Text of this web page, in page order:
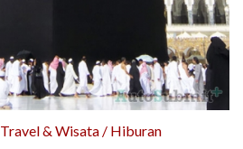
Travel & Wisata / Hiburan